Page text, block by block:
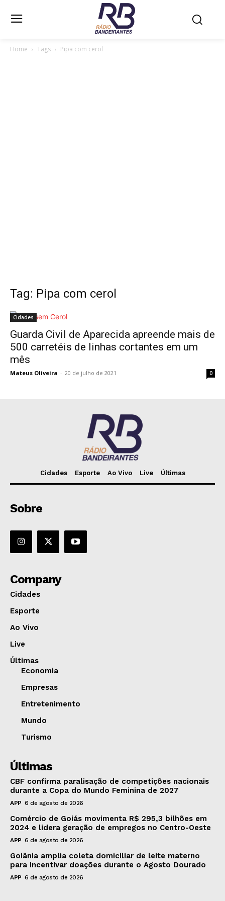
Home Tags Pipa com cerol
Tag: Pipa com cerol
Cidades
Guarda Civil de Aparecida apreende mais de
500 carretéis de linhas cortantes em um
mês
Mateus Oliveira - 20 de julho de 2021 0
Cidades Esporte Ao Vivo Live Últimas
Sobre
Company
Cidades
Esporte
Ao Vivo
Live
Últimas
Economia
Empresas
Entretenimento
Mundo
Turismo
Últimas
CBF confirma paralisação de competições nacionais
durante a Copa do Mundo Feminina de 2027
APP 6 de agosto de 2026
Comércio de Goiás movimenta R$ 295,3 bilhões em
2024 e lidera geração de empregos no Centro-Oeste
APP 6 de agosto de 2026
Goiânia amplia coleta domiciliar de leite materno
para incentivar doações durante o Agosto Dourado
APP 6 de agosto de 2026